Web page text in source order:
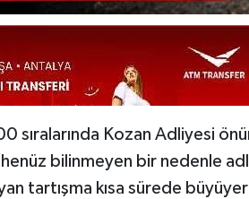
sıralarında Kozan Adliyesi
bilinmeyen bir nedenle
tartışma kısa sürede